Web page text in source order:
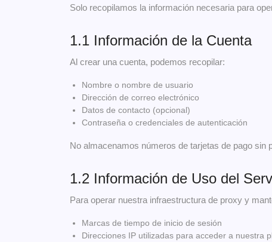
Solo recopilamos la información necesaria para
1.1 Información de la Cuenta
Al crear una cuenta, podemos recopilar:
Nombre o nombre de usuario
Dirección de correo electrónico
Datos de contacto (opcional)
Contraseña o credenciales de autenticación
No almacenamos números de tarjetas de pago
1.2 Información de Uso del
Para operar nuestra infraestructura de proxy y
Marcas de tiempo de inicio de sesión
Direcciones IP utilizadas para acceder a nuestra